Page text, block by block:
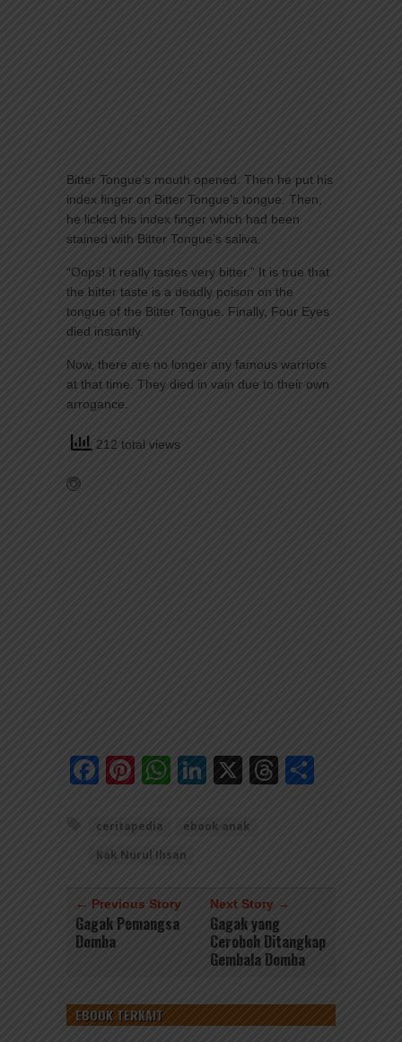
Bitter Tongue’s mouth opened. Then he put his
index finger on Bitter Tongue’s tongue. Then,
he licked his index finger which had been
stained with Bitter Tongue’s saliva.
“Oops! It really tastes very bitter.” It is true that
the bitter taste is a deadly poison on the
tongue of the Bitter Tongue. Finally, Four Eyes
died instantly.
Now, there are no longer any famous warriors
at that time. They died in vain due to their own
arrogance.
212 total views
Facebook
Pinterest
WhatsApp
LinkedIn
X Threads
ceritapedia
ebook anak
Kak Nurul Ihsan
← Previous Story
Gagak Pemangsa
Domba
Next Story →
Gagak yang
Ceroboh Ditangkap
Gembala Domba
EBOOK TERKAIT